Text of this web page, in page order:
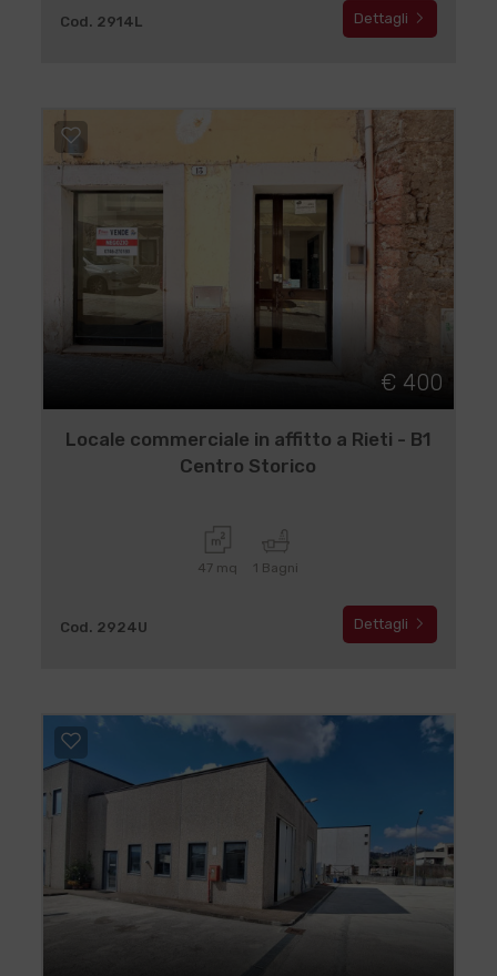
Cod. 2914L Dettagli
€ 400
Locale commerciale in affitto a Rieti - B1
Centro Storico
47 mq 1 Bagni
Cod. 2924U Dettagli